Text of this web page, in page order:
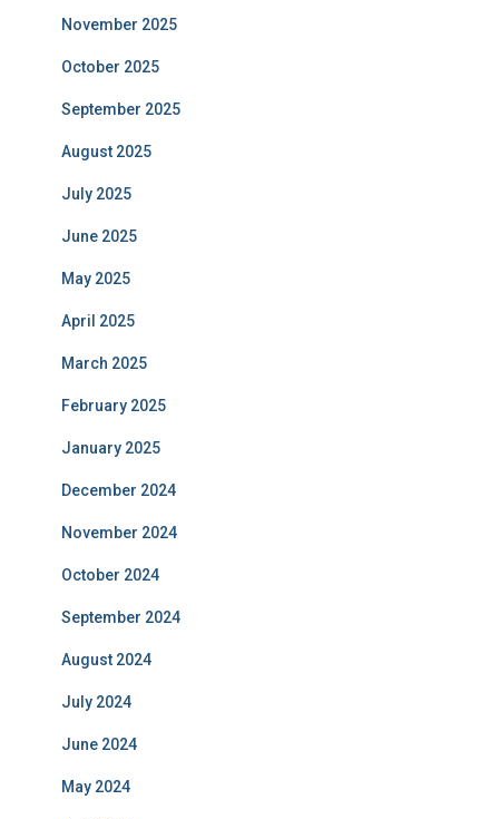
November 2025
October 2025
September 2025
August 2025
July 2025
June 2025
May 2025
April 2025
March 2025
February 2025
January 2025
December 2024
November 2024
October 2024
September 2024
August 2024
July 2024
June 2024
May 2024